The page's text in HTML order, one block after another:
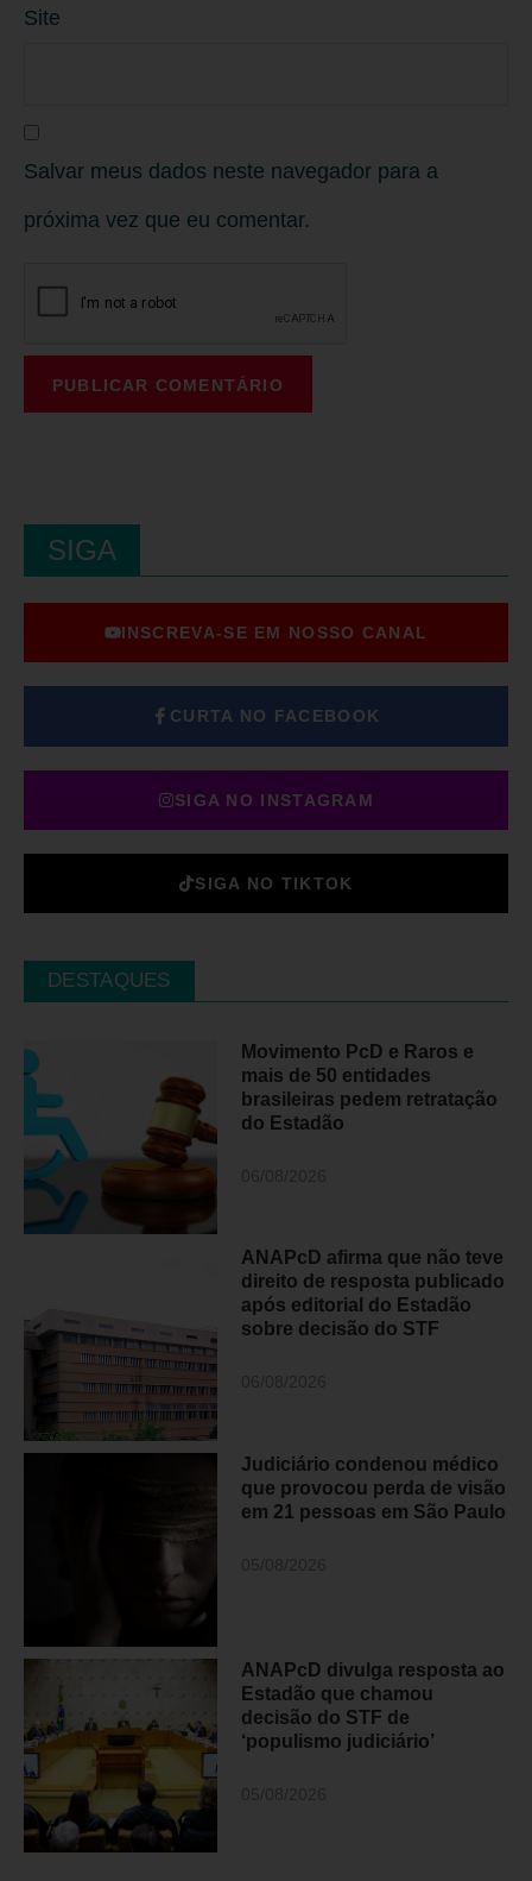
Site
Salvar meus dados neste navegador para a
próxima vez que eu comentar.
SIGA
INSCREVA-SE EM NOSSO CANAL
CURTA NO FACEBOOK
SIGA NO INSTAGRAM
SIGA NO TIKTOK
DESTAQUES
Movimento PcD e Raros e
mais de 50 entidades
brasileiras pedem retratação
do Estadão
ANAPcD afirma que não teve
direito de resposta publicado
após editorial do Estadão
sobre decisão do STF
Judiciário condenou médico
que provocou perda de visão
em 21 pessoas em São Paulo
ANAPcD divulga resposta ao
Estadão que chamou
decisão do STF de
‘populismo judiciário’